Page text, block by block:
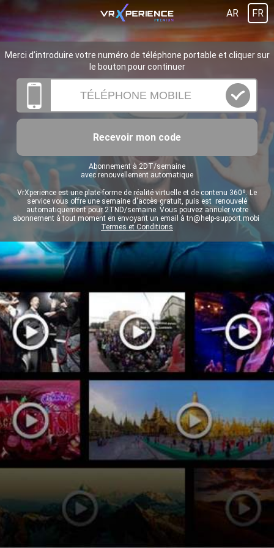
AR FR
Merci d’introduire votre numéro de téléphone portable et cliquer sur
le bouton pour continuer
Recevoir mon code
Abonnement à 2DT/semaine
avec renouvellement automatique
VrXperience est une plate-forme de réalité virtuelle et de contenu 360º. Le
service vous offre une semaine d'accès gratuit, puis est renouvelé
automatiquement pour 2TND/semaine. Vous pouvez annuler votre
abonnement à tout moment en envoyant un email àtn@help-support.mobi
Termes et Conditions